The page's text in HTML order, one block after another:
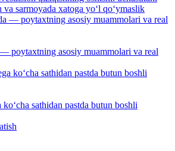
va sarmoyada xatoga yo‘l qo‘ymaslik
poytaxtning asosiy muammolari va real
sathidan pastda butun boshli